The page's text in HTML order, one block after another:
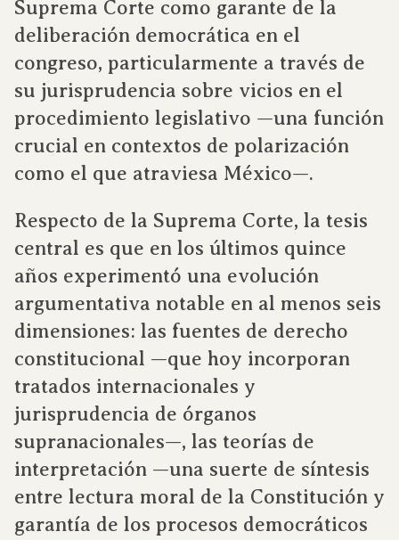
Suprema Corte como garante de la
deliberación democrática en el
congreso, particularmente a través de
su jurisprudencia sobre vicios en el
procedimiento legislativo —una función
crucial en contextos de polarización
como el que atraviesa México—.
Respecto de la Suprema Corte, la tesis
central es que en los últimos quince
años experimentó una evolución
argumentativa notable en al menos seis
dimensiones: las fuentes de derecho
constitucional —que hoy incorporan
tratados internacionales y
jurisprudencia de órganos
supranacionales—, las teorías de
interpretación —una suerte de síntesis
entre lectura moral de la Constitución y
garantía de los procesos democráticos